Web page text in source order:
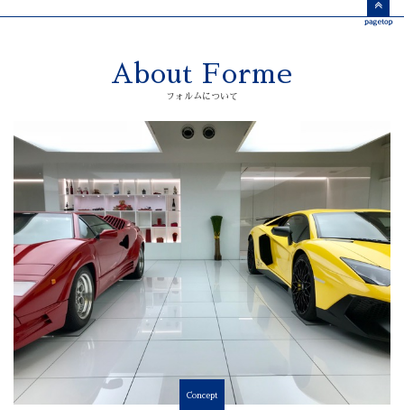
About Forme
フォルムについて
Concept